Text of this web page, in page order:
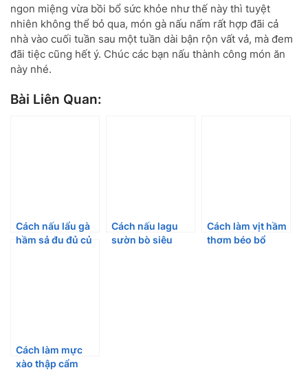
ngon miệng vừa bồi bổ sức khỏe như thế này thì tuyệt
nhiên không thể bỏ qua, món gà nấu nấm rất hợp đãi cả
nhà vào cuối tuần sau một tuần dài bận rộn vất vả, mà đem
đãi tiệc cũng hết ý. Chúc các bạn nấu thành công món ăn
này nhé.
Bài Liên Quan:
Cách nấu lẩu gà
hầm sả đu đủ củ
Cách nấu lagu
sườn bò siêu
Cách làm vịt hầm
thơm béo bổ
Cách làm mực
xào thập cẩm